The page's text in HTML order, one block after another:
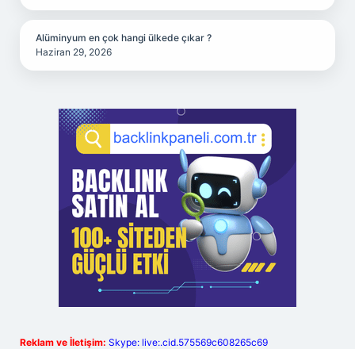
Alüminyum en çok hangi ülkede çıkar ?
Haziran 29, 2026
Reklam ve İletişim: Skype: live:.cid.575569c608265c69